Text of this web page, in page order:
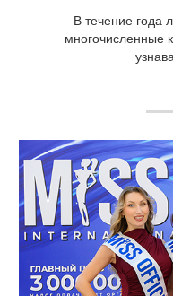
В течение года
многочисленные